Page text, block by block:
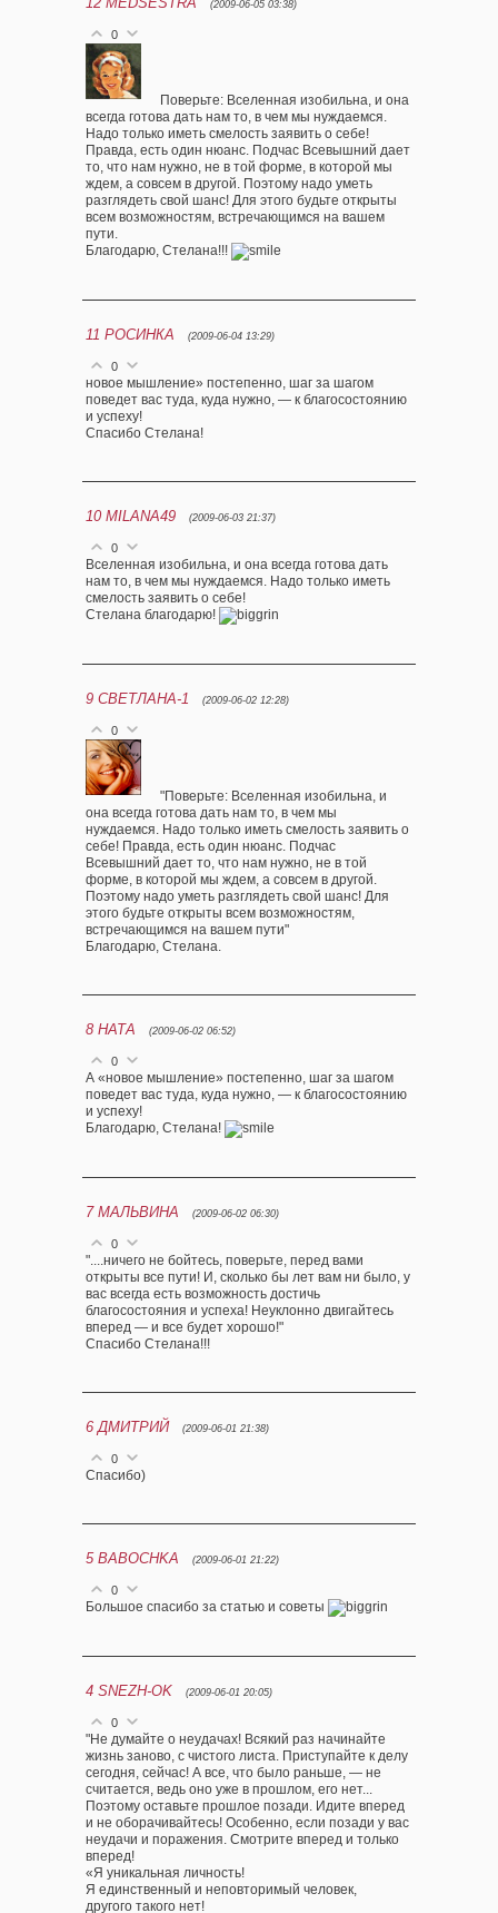
(2009-06-05 03:38)
0
Поверьте: Вселенная изобильна, и она
всегда готова дать нам то, в чем мы нуждаемся.
Надо только иметь смелость заявить о себе!
Правда, есть один нюанс. Подчас Всевышний дает
то, что нам нужно, не в той форме, в которой мы
ждем, а совсем в другой. Поэтому надо уметь
разглядеть свой шанс! Для этого будьте открыты
всем возможностям, встречающимся на вашем
пути.
Благодарю, Стелана!!!
11 РОСИНКА (2009-06-04 13:29)
0
новое мышление» постепенно, шаг за шагом
поведет вас туда, куда нужно, — к благосостоянию
и успеху!
Спасибо Стелана!
10 MILANA49 (2009-06-03 21:37)
0
Вселенная изобильна, и она всегда готова дать
нам то, в чем мы нуждаемся. Надо только иметь
смелость заявить о себе!
Стелана благодарю!
9 СВЕТЛАНА-1 (2009-06-02 12:28)
0
"Поверьте: Вселенная изобильна, и
она всегда готова дать нам то, в чем мы
нуждаемся. Надо только иметь смелость заявить о
себе! Правда, есть один нюанс. Подчас
Всевышний дает то, что нам нужно, не в той
форме, в которой мы ждем, а совсем в другой.
Поэтому надо уметь разглядеть свой шанс! Для
этого будьте открыты всем возможностям,
встречающимся на вашем пути"
Благодарю, Стелана.
8 НАТА (2009-06-02 06:52)
0
А «новое мышление» постепенно, шаг за шагом
поведет вас туда, куда нужно, — к благосостоянию
и успеху!
Благодарю, Стелана!
7 МАЛЬВИНА (2009-06-02 06:30)
0
"....ничего не бойтесь, поверьте, перед вами
открыты все пути! И, сколько бы лет вам ни было, у
вас всегда есть возможность достичь
благосостояния и успеха! Неуклонно двигайтесь
вперед — и все будет хорошо!"
Спасибо Стелана!!!
6 ДМИТРИЙ (2009-06-01 21:38)
0
Спасибо)
5 BABOCHKA (2009-06-01 21:22)
0
Большое спасибо за статью и советы
4 SNEZH-OK (2009-06-01 20:05)
0
"Не думайте о неудачах! Всякий раз начинайте
жизнь заново, с чистого листа. Приступайте к делу
сегодня, сейчас! А все, что было раньше, — не
считается, ведь оно уже в прошлом, его нет...
Поэтому оставьте прошлое позади. Идите вперед
и не оборачивайтесь! Особенно, если позади у вас
неудачи и поражения. Смотрите вперед и только
вперед!
«Я уникальная личность!
Я единственный и неповторимый человек,
другого такого нет!